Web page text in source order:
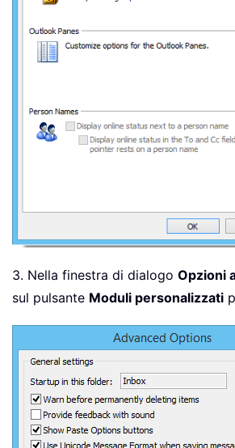
3. Nella finestra di dialogo Opzioni
sul pulsante Moduli personalizzati